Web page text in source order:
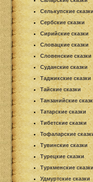
Селькупские сказки
Сербские сказки
Сирийские сказки
Словацкие сказки
Словенские сказки
Суданские сказки
Таджикские сказки
Тайские сказки
Танзанийские
Татарские сказки
Тибетские сказки
Тофаларские
Тувинские сказки
Турецкие сказки
Туркменские сказки
Удмуртские сказки